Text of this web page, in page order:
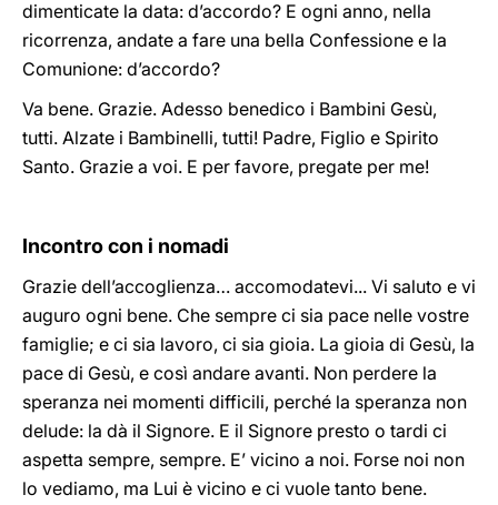
dimenticate la data: d’accordo? E ogni anno, nella
ricorrenza, andate a fare una bella Confessione e la
Comunione: d’accordo?
Va bene. Grazie. Adesso benedico i Bambini Gesù,
tutti. Alzate i Bambinelli, tutti! Padre, Figlio e Spirito
Santo. Grazie a voi. E per favore, pregate per me!
Incontro con i nomadi
Grazie dell’accoglienza… accomodatevi... Vi saluto e vi
auguro ogni bene. Che sempre ci sia pace nelle vostre
famiglie; e ci sia lavoro, ci sia gioia. La gioia di Gesù, la
pace di Gesù, e così andare avanti. Non perdere la
speranza nei momenti difficili, perché la speranza non
delude: la dà il Signore. E il Signore presto o tardi ci
aspetta sempre, sempre. E’ vicino a noi. Forse noi non
lo vediamo, ma Lui è vicino e ci vuole tanto bene.